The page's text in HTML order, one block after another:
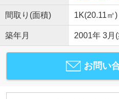
間取り(面積) 1K(20.11㎡)
築年月 2001年 3月
お問い